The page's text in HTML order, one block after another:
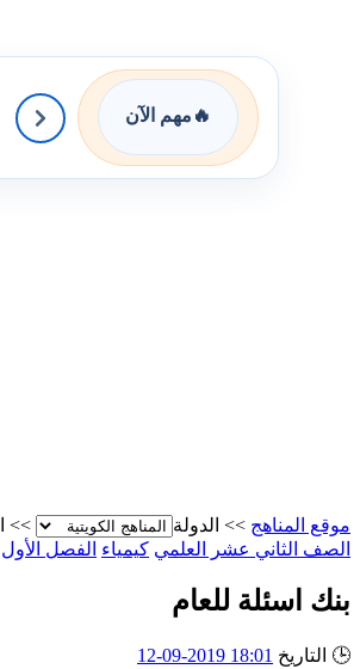
🔥 مهم الآن
موقع المناهج >> الدولة >>
الصف الثاني عشر العلمي كيمياء الفصل الأول
بنك اسئلة للعام
🕒 التاريخ 18:01 2019-09-12